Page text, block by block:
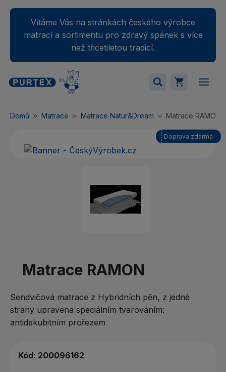
Vítáme Vás na stránkách českého výrobce
matrací a sortimentu pro zdravý spánek s více
než třicetiletou tradicí.
Váš nákupný košík je momentálne prázdny.
Domů Matrace Matrace Natur&Dream Matrace RAMON
Doprava zdarma
Matrace RAMON
Sendvičová matrace z Hybridních pěn, z jedné
strany upravena speciálním tvarováním:
antidekubitním prořezem
Kód: 200096162